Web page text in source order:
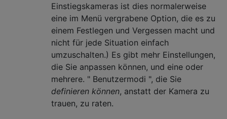
Einstiegskameras ist dies normalerweise
eine im Menü vergrabene Option, die es zu
einem Festlegen und Vergessen macht und
nicht für jede Situation einfach
umzuschalten.) Es gibt mehr Einstellungen,
die Sie anpassen können, und eine oder
mehrere. " Benutzermodi ", die Sie
definieren können, anstatt der Kamera zu
trauen, zu raten.